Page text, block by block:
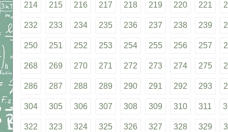
214 215 216 217 218 219 220 221
232 233 234 235 236 237 238 239
250 251 252 253 254 255 256 257
268 269 270 271 272 273 274 275
286 287 288 289 290 291 292 293
304 305 306 307 308 309 310 311
322 323 324 325 326 327 328 329